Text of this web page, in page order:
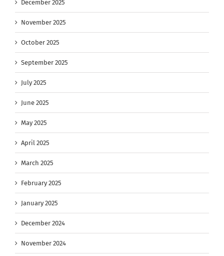
December 2025
November 2025
October 2025
September 2025
July 2025
June 2025
May 2025
April 2025
March 2025
February 2025
January 2025
December 2024
November 2024